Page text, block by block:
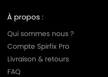
À propos :
Qui sommes nous ?
Compte Spirfix Pro
Livraison & retours
FAQ